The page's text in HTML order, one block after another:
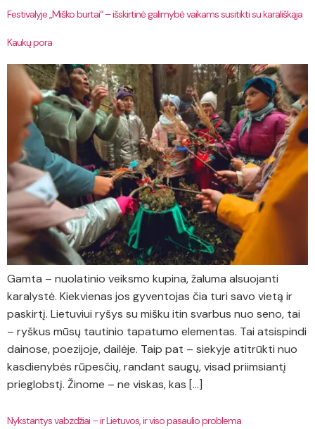
Festivalyje „Miško burtai“ – išskirtinė galimybė vaikams susitikti su karališkąja
Kaukų pora
Gamta – nuolatinio veiksmo kupina, žaluma alsuojanti
karalystė. Kiekvienas jos gyventojas čia turi savo vietą ir
paskirtį. Lietuviui ryšys su mišku itin svarbus nuo seno, tai
– ryškus mūsų tautinio tapatumo elementas. Tai atsispindi
dainose, poezijoje, dailėje. Taip pat – siekyje atitrūkti nuo
kasdienybės rūpesčių, randant saugų, visad priimsiantį
prieglobstį. Žinome – ne viskas, kas […]
Nykstantys vabzdžiai – ir Lietuvos, ir viso pasaulio problema